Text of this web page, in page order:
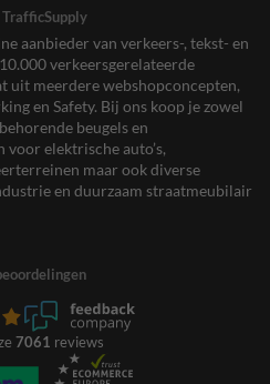
aanbieder van verkeers-, tekst- en
verkeersgerelateerde
uit meerdere webshopconcepten,
en Safety. Bij ons koop je zowel
beugels en
elektrische auto’s,
maar ook diverse
en duurzaam straatmeubilair
7061 reviews